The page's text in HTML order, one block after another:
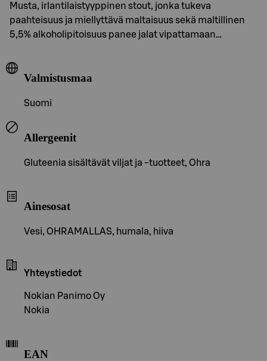
Musta, irlantilaistyyppinen stout, jonka tukeva
paahteisuus ja miellyttävä maltaisuus sekä maltillinen
5,5% alkoholipitoisuus panee jalat vipattamaan…
Valmistusmaa
Suomi
Allergeenit
Gluteenia sisältävät viljat ja -tuotteet, Ohra
Ainesosat
Vesi, OHRAMALLAS, humala, hiiva
Yhteystiedot
Nokian Panimo Oy
Nokia
EAN